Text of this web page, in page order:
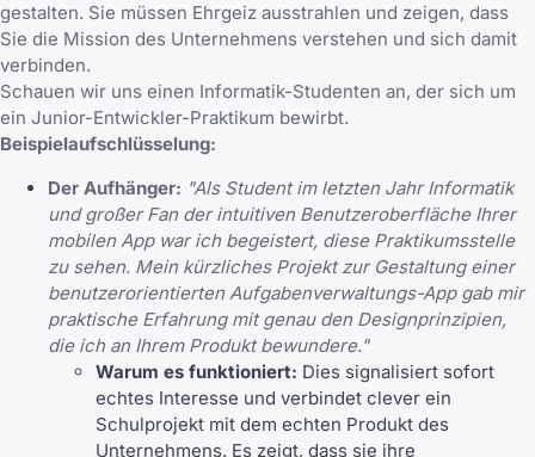
gestalten. Sie müssen Ehrgeiz ausstrahlen und zeigen, dass
Sie die Mission des Unternehmens verstehen und sich damit
verbinden.
Schauen wir uns einen Informatik-Studenten an, der sich um
ein Junior-Entwickler-Praktikum bewirbt.
Beispielaufschlüsselung:
Der Aufhänger: "Als Student im letzten Jahr Informatik
und großer Fan der intuitiven Benutzeroberfläche Ihrer
mobilen App war ich begeistert, diese Praktikumsstelle
zu sehen. Mein kürzliches Projekt zur Gestaltung einer
benutzerorientierten Aufgabenverwaltungs-App gab mir
praktische Erfahrung mit genau den Designprinzipien,
die ich an Ihrem Produkt bewundere."
Warum es funktioniert: Dies signalisiert sofort
echtes Interesse und verbindet clever ein
Schulprojekt mit dem echten Produkt des
Unternehmens. Es zeigt, dass sie ihre